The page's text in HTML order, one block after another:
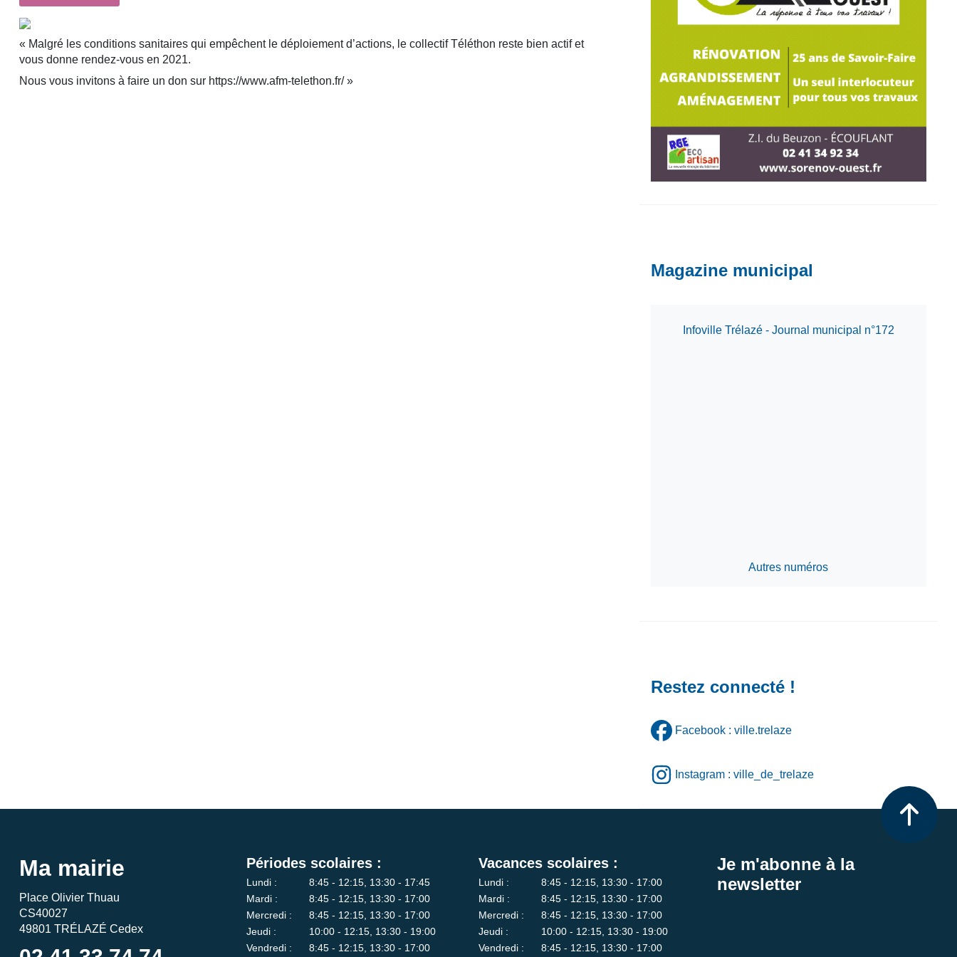
« Malgré les conditions sanitaires qui empêchent le déploiement d’actions, le collectif Téléthon reste bien actif et
vous donne rendez-vous en 2021.
Nous vous invitons à faire un don sur https://www.afm-telethon.fr/ »
Magazine municipal
Infoville Trélazé - Journal municipal n°172
Autres numéros
Restez connecté !
Facebook : ville.trelaze
Instagram : ville_de_trelaze
Ma mairie
Place Olivier Thuau
CS40027
49801 TRÉLAZÉ Cedex
Périodes scolaires :
Lundi :
8:45 - 12:15, 13:30 - 17:45
Mardi :
8:45 - 12:15, 13:30 - 17:00
Mercredi :
8:45 - 12:15, 13:30 - 17:00
Jeudi :
10:00 - 12:15, 13:30 - 19:00
Vendredi :
8:45 - 12:15, 13:30 - 17:00
Vacances scolaires :
Lundi :
8:45 - 12:15, 13:30 - 17:00
Mardi :
8:45 - 12:15, 13:30 - 17:00
Mercredi :
8:45 - 12:15, 13:30 - 17:00
Jeudi :
10:00 - 12:15, 13:30 - 19:00
Vendredi :
8:45 - 12:15, 13:30 - 17:00
Je m'abonne à la
newsletter